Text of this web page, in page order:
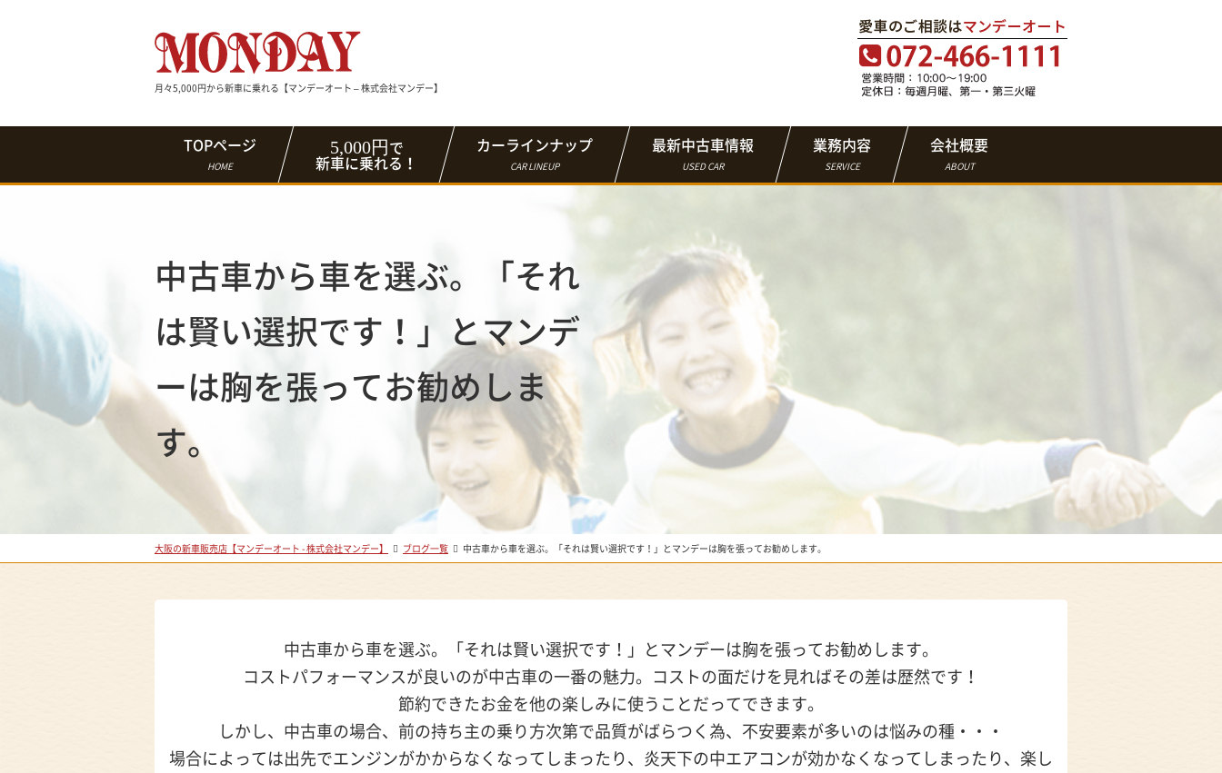
月々5,000円から新車に乗れる【マンデーオート – 株式会社マンデー】
TOPページ
HOME
5,000円 で
新車に乗れる！
カーラインナップ
CAR LINEUP
最新中古車情報
USED CAR
業務内容
SERVICE
会社概要
ABOUT
中古車から車を選ぶ。「それ
は賢い選択です！」とマンデ
ーは胸を張ってお勧めしま
す。
大阪の新車販売店【マンデーオート - 株式会社マンデー】 ブログ一覧 中古車から車を選ぶ。「それは賢い選択です！」とマンデーは胸を張ってお勧めします。
中古車から車を選ぶ。「それは賢い選択です！」とマンデーは胸を張ってお勧めします。
コストパフォーマンスが良いのが中古車の一番の魅力。コストの面だけを見ればその差は歴然です！
節約できたお金を他の楽しみに使うことだってできます。
しかし、中古車の場合、前の持ち主の乗り方次第で品質がばらつく為、不安要素が多いのは悩みの種・・・
場合によっては出先でエンジンがかからなくなってしまったり、炎天下の中エアコンが効かなくなってしまったり、楽し